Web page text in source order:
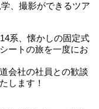
、撮影ができるツア
系、懐かしの固定式
ートの旅を一度にお
会社の社員との歓談
します！